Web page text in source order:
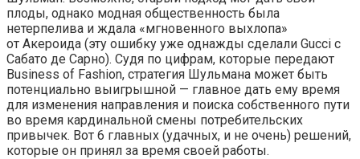
плоды, однако модная общественность была
нетерпелива и ждала «мгновенного выхлопа»
от Акероида (эту ошибку уже однажды сделали Gucci c
Сабато де Сарно). Судя по цифрам, которые передают
Business of Fashion, стратегия Шульмана может быть
потенциально выигрышной — главное дать ему время
для изменения направления и поиска собственного пути
во время кардинальной смены потребительских
привычек. Вот 6 главных (удачных, и не очень) решений,
которые он принял за время своей работы.